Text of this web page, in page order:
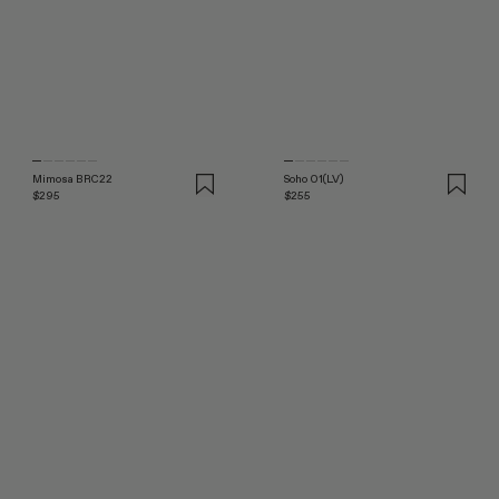
Mimosa BRC22
$295
Soho 01(LV)
$255